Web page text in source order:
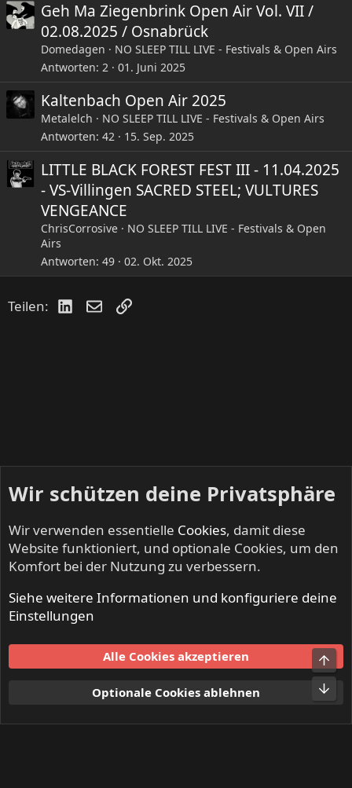
Geh Ma Ziegenbrink Open Air Vol. VII /
02.08.2025 / Osnabrück
Domedagen
NO SLEEP TILL LIVE - Festivals & Open Airs
Antworten 2 01. Juni 2025
Kaltenbach Open Air 2025
Metalelch
NO SLEEP TILL LIVE - Festivals & Open Airs
Antworten 42 15. Sep. 2025
LITTLE BLACK FOREST FEST III - 11.04.2025
- VS-Villingen SACRED STEEL; VULTURES
VENGEANCE
ChrisCorrosive
NO SLEEP TILL LIVE - Festivals & Open
Airs
Antworten 49 02. Okt. 2025
Teilen: LinkedIn
E-MailLink
NO SLEEP TILL LIVE - Festivals & Open Airs
Nutzungsbedingungen
Datenschutz
S
Wir schützen deine Privatsphäre
Wir verwenden essentielle Cookies, damit diese
Website funktioniert, und optionale Cookies, um den
Komfort bei der Nutzung zu verbessern.
Siehe weitere Informationen und konfiguriere deine
Einstellungen
Alle Cookies akzeptieren
Optionale Cookies ablehnen